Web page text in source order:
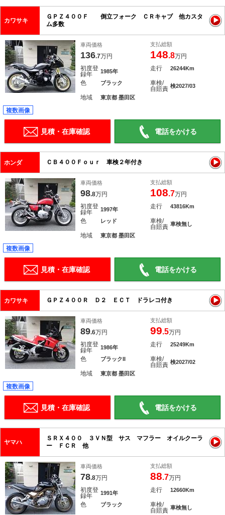
カワサキ
ＧＰＺ４００Ｆ 倒立フォーク ＣＲキャブ 他カスタ
ム多数
車両価格
136.7万円
支払総額
148.8万円
初度登
録年
1985年 走行 26244Km
色 ブラック
車検/
自賠責 検2027/03
地域 東京都 墨田区
複数画像
見積・在庫確認 電話をかける
ホンダ ＣＢ４００Ｆｏｕｒ 車検２年付き
車両価格
98.8万円
支払総額
108.7万円
初度登
録年
1997年 走行 43816Km
色 レッド
車検/
自賠責 車検無し
地域 東京都 墨田区
複数画像
見積・在庫確認 電話をかける
カワサキ ＧＰＺ４００Ｒ Ｄ２ ＥＣＴ ドラレコ付き
車両価格
89.6万円
支払総額
99.5万円
初度登
録年
1986年 走行 25249Km
色 ブラックII
車検/
自賠責 検2027/02
地域 東京都 墨田区
複数画像
見積・在庫確認 電話をかける
ヤマハ
ＳＲＸ４００ ３ＶＮ型 サス マフラー オイルクーラ
ー ＦＣＲ 他
車両価格
78.8万円
支払総額
88.7万円
初度登
録年
1991年 走行 12660Km
色 ブラック
車検/
自賠責 車検無し